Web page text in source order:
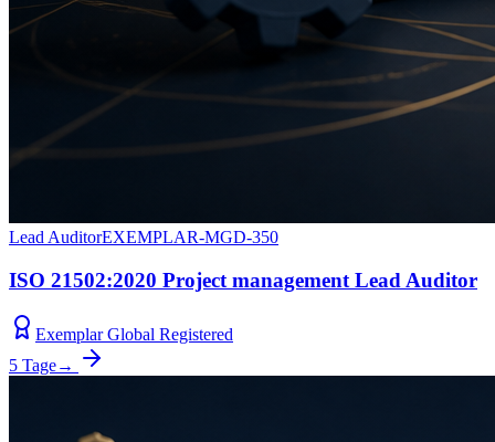
Lead AuditorEXEMPLAR-MGD-350
ISO 21502:2020 Project management Lead Auditor
Exemplar Global Registered
5 Tage→